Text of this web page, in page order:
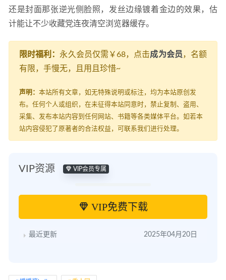
还是封面那张逆光侧脸照，发丝边缘镀着金边的效果，估
计能让不少收藏党连夜清空浏览器缓存。
限时福利： 永久会员仅需￥68，点击成为会员，名额
有限，手慢无，且用且珍惜~
声明： 本站所有文章，如无特殊说明或标注，均为本站原创发
布。任何个人或组织，在未征得本站同意时，禁止复制、盗用、
采集、发布本站内容到任何网站、书籍等各类媒体平台。如若本
站内容侵犯了原著者的合法权益，可联系我们进行处理。
VIP资源 VIP会员专属
VIP免费下载
最近更新 2025年04月20日